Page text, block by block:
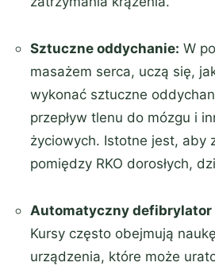
Sztuczne oddychanie: W
masażem serca, uczą się,
wykonać sztuczne
przepływ tlenu do mózgu i
życiowych. Istotne jest, aby
pomiędzy RKO dorosłych,
Automatyczny defibrylator
Kursy często obejmują
urządzenia, które może